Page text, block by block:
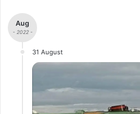
Aug
- 2022 -
31 August